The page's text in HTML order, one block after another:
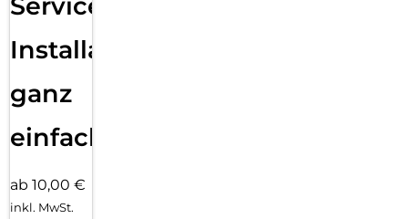
Installation
ganz
einfach
ab 10,00 €
inkl. MwSt.